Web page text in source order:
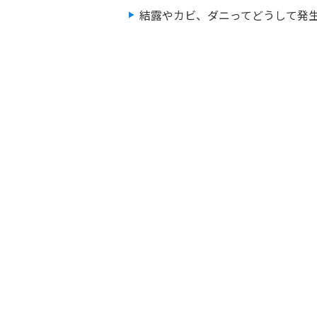
結露やカビ、ダニってどうして発